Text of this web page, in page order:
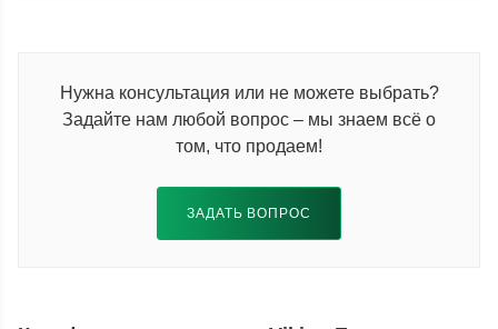
Нужна консультация или не можете выбрать?
Задайте нам любой вопрос – мы знаем всё о
том, что продаем!
ЗАДАТЬ ВОПРОС